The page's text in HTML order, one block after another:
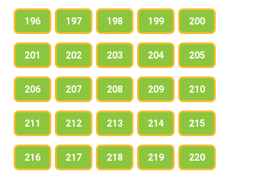
196 197 198 199 200
201 202 203 204 205
206 207 208 209 210
211 212 213 214 215
216 217 218 219 220